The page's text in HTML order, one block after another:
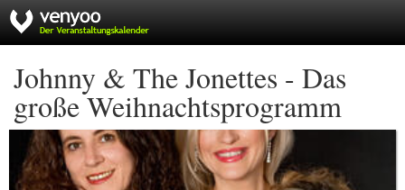
Johnny & The Jonettes - Das
große Weihnachtsprogramm